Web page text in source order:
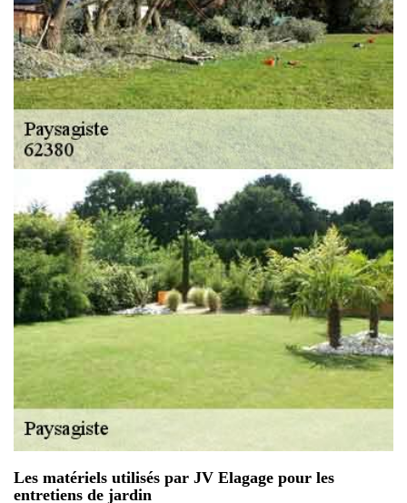
Les matériels utilisés par JV Elagage pour les
entretiens de jardin